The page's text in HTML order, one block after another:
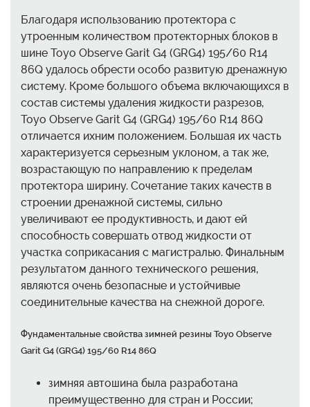
Благодаря использованию протектора с
утроенным количеством протекторных блоков в
шине Toyo Observe Garit G4 (GRG4) 195/60 R14
86Q удалось обрести особо развитую дренажную
систему. Кроме большого объема включающихся в
состав системы удаления жидкости разрезов,
Toyo Observe Garit G4 (GRG4) 195/60 R14 86Q
отличается ихним положением. Большая их часть
характеризуется серьезным уклоном, а так же,
возрастающую по направлению к пределам
протектора ширину. Сочетание таких качеств в
строении дренажной системы, сильно
увеличивают ее продуктивность, и дают ей
способность совершать отвод жидкости от
участка соприкасания с магистралью. Финальным
результатом данного технического решения,
являются очень безопасные и устойчивые
соединительные качества на снежной дороге.
Фундаментальные свойства зимней резины Toyo Observe
Garit G4 (GRG4) 195/60 R14 86Q
зимняя автошина была разработана
преимущественно для стран и России;